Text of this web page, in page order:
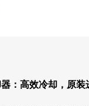
：高效冷却，原装